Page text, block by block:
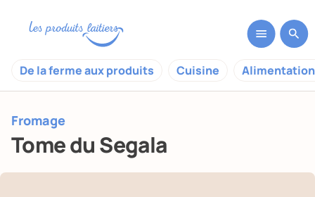
De la ferme aux produits Cuisine
Fromage
Tome du Segala